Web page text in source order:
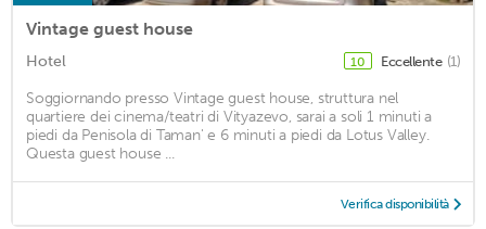
Vintage guest house
Hotel 10 Eccellente (1)
Soggiornando presso Vintage guest house, struttura nel
quartiere dei cinema/teatri di Vityazevo, sarai a soli 1 minuti a
piedi da Penisola di Taman' e 6 minuti a piedi da Lotus Valley.
Questa guest house ...
Verifica disponibilità